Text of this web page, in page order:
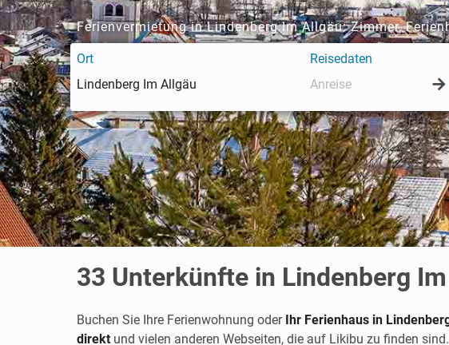
Ferienvermietung in Lindenberg Im Allgäu: Zimmer,
Ort Reisedaten
33 Unterkünfte in Lindenberg
Buchen Sie Ihre Ferienwohnung oder Ihr Ferienhaus in
direkt und vielen anderen Webseiten, die auf Likibu zu finden sind.